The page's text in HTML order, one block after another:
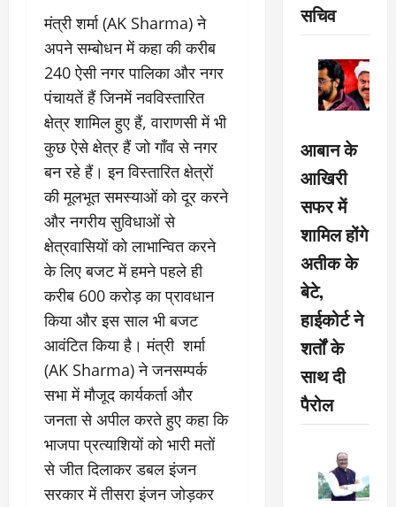
मंत्री शर्मा (AK Sharma) ने
अपने सम्बोधन में कहा की करीब
240 ऐसी नगर पालिका और नगर
पंचायतें हैं जिनमें नवविस्तारित
क्षेत्र शामिल हुए हैं, वाराणसी में भी
कुछ ऐसे क्षेत्र हैं जो गाँव से नगर
बन रहे हैं। इन विस्तारित क्षेत्रों
की मूलभूत समस्याओं को दूर करने
और नगरीय सुविधाओं से
क्षेत्रवासियों को लाभान्वित करने
के लिए बजट में हमने पहले ही
करीब 600 करोड़ का प्रावधान
किया और इस साल भी बजट
आवंटित किया है। मंत्री शर्मा
(AK Sharma) ने जनसम्पर्क
सभा में मौजूद कार्यकर्ता और
जनता से अपील करते हुए कहा कि
भाजपा प्रत्याशियों को भारी मतों
से जीत दिलाकर डबल इंजन
सरकार में तीसरा इंजन जोड़कर
सचिव
आबान के
आखिरी
सफर में
शामिल होंगे
अतीक के
बेटे,
हाईकोर्ट ने
शर्तों के
साथ दी
पैरोल